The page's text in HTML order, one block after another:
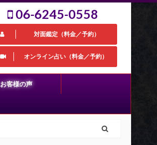
06-6245-0558
対面鑑定（料金／予約）
オンライン占い（料金／予約）
お客様の声